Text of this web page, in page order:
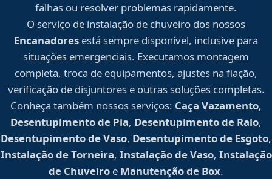
falhas ou resolver problemas rapidamente.
O serviço de instalação de chuveiro dos nossos
Encanadores está sempre disponível, inclusive para
situações emergenciais. Executamos montagem
completa, troca de equipamentos, ajustes na fiação,
verificação de disjuntores e outras soluções completas.
Conheça também nossos serviços: Caça Vazamento,
Desentupimento de Pia, Desentupimento de Ralo,
Desentupimento de Vaso, Desentupimento de Esgoto,
Instalação de Torneira, Instalação de Vaso, Instalação
de Chuveiro e Manutenção de Box.